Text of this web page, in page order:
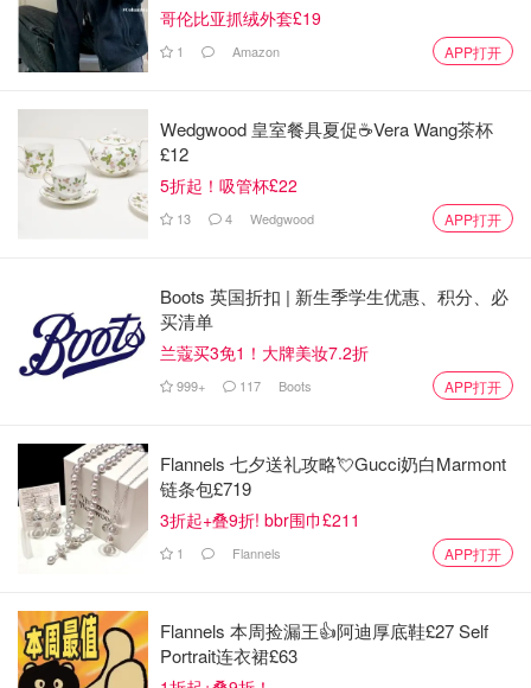
花溪的早餐🥣 哥伦比亚抓绒外套£19
1 Amazon APP打开
Wedgwood 皇室餐具夏促☕️Vera Wang茶杯
£12
5折起！吸管杯£22
13 4 Wedgwood APP打开
Boots 英国折扣 | 新生季学生优惠、积分、必
买清单
兰蔻买3免1！大牌美妆7.2折
999+ 117 Boots APP打开
Flannels 七夕送礼攻略💘Gucci奶白Marmont
链条包£719
3折起+叠9折! bbr围巾£211
1 Flannels APP打开
Flannels 本周捡漏王👍阿迪厚底鞋£27 Self
Portrait连衣裙£63